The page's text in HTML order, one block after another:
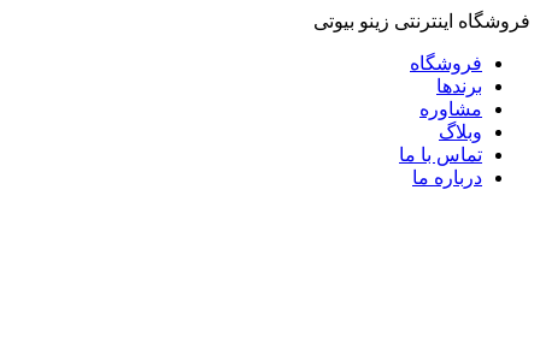
فروشگاه اینترنتی زینو بیوتی
فروشگاه
برندها
مشاوره
وبلاگ
تماس با ما
درباره ما